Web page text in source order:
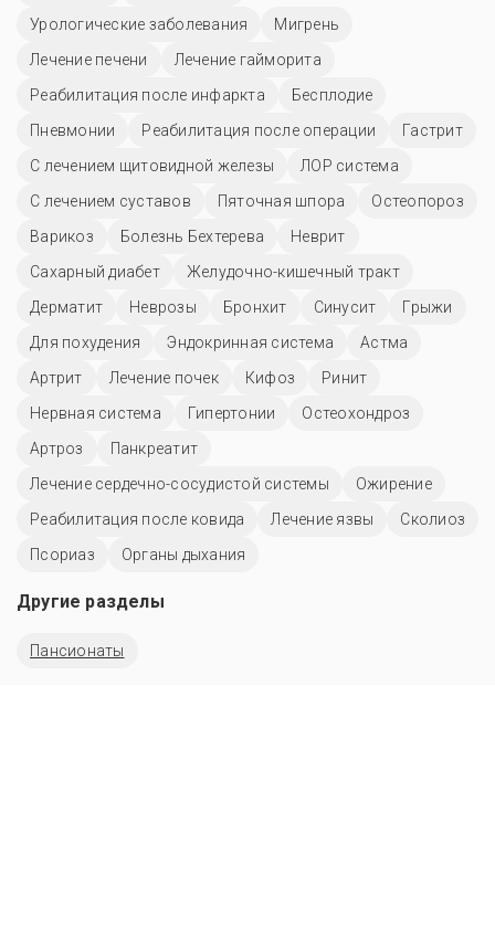
Урологические заболевания
Мигрень
Лечение печени
Лечение гайморита
Реабилитация после инфаркта
Бесплодие
Пневмонии
Реабилитация после операции
Гастрит
С лечением щитовидной железы
ЛОР система
С лечением суставов
Пяточная шпора
Остеопороз
Варикоз
Болезнь Бехтерева
Неврит
Сахарный диабет
Желудочно-кишечный тракт
Дерматит
Неврозы Бронхит Синусит
Грыжи
Для похудения
Эндокринная система
Астма
Артрит
Лечение почек Кифоз
Ринит
Нервная система
Гипертонии
Остеохондроз
Артроз
Панкреатит
Лечение сердечно-сосудистой системы
Ожирение
Реабилитация после ковида
Лечение язвы
Сколиоз
Псориаз
Органы дыхания
Другие разделы
Пансионаты